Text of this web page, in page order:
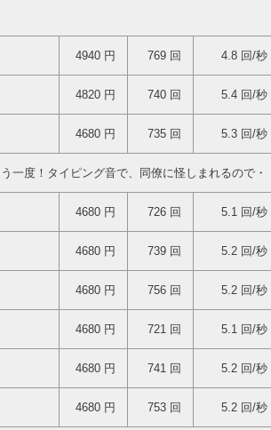
4940 円 769 回 4.8 回/秒
4820 円 740 回 5.4 回/秒
4680 円 735 回 5.3 回/秒
一度！タイピング音で、同僚に怪しまれるので・
4680 円 726 回 5.1 回/秒
4680 円 739 回 5.2 回/秒
4680 円 756 回 5.2 回/秒
4680 円 721 回 5.1 回/秒
4680 円 741 回 5.2 回/秒
4680 円 753 回 5.2 回/秒